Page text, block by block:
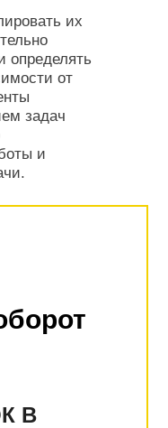
их
определять
от
задач
и
В